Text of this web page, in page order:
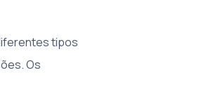
tipos
Os